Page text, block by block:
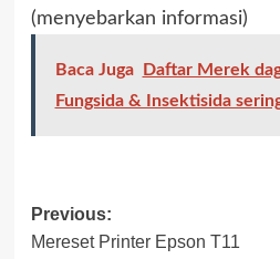
(menyebarkan informasi)
Baca Juga
Daftar Merek
Fungsida & Insektisida
Previous:
Mereset Printer Epson T11